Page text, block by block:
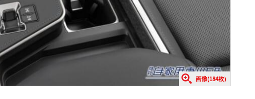
画像(184枚)